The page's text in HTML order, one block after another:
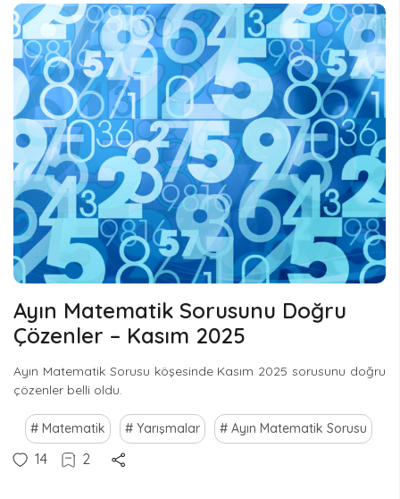
Ayın Matematik Sorusunu Doğru
Çözenler – Kasım 2025
Ayın Matematik Sorusu köşesinde Kasım 2025 sorusunu doğru
çözenler belli oldu.
Matematik Yarışmalar Ayın Matematik Sorusu
14 2